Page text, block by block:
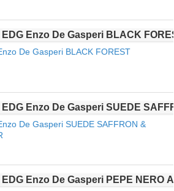
De Gasperi BLACK FOREST
De Gasperi SUEDE SAFFRON &